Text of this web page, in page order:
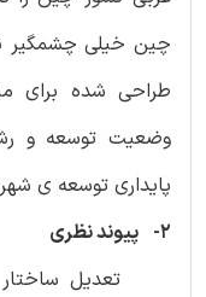
چین خیلی چشمگیر
طراحی شده برای
وضعیت توسعه و
پایداری توسعه ی
2- پیوند نظری
تعدیل ساختار